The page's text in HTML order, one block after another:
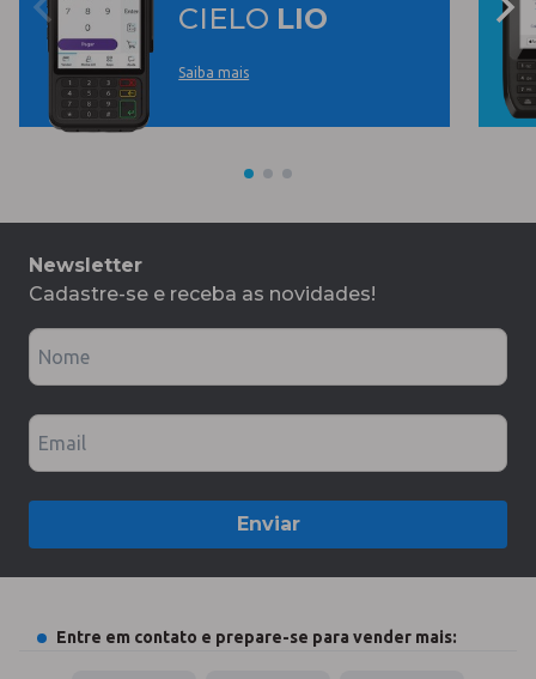
CIELO LIO
Saiba mais
Newsletter
Cadastre-se e receba as novidades!
Nome
Email
Enviar
Entre em contato e prepare-se para vender mais: